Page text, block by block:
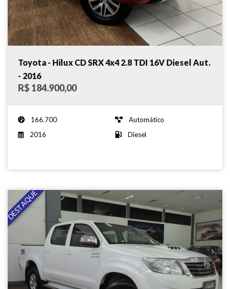
Toyota - Hilux CD SRX 4x4 2.8 TDI 16V Diesel Aut.
- 2016
R$ 184.900,00
166.700
Automático
2016
Diesel
DESTAQUE